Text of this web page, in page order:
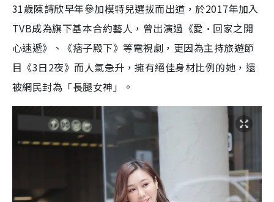
31歲陳詩欣早年參加模特兒選拔而出道，於2017年加入
TVB成為旗下基本合約藝人，曾出演過《愛·回家之開
心速遞》、《痞子殿下》等電視劇，更因為主持旅遊節
目《3日2夜》而人氣急升，擁有絕佳身材比例的她，還
被網民封為「長腿女神」。